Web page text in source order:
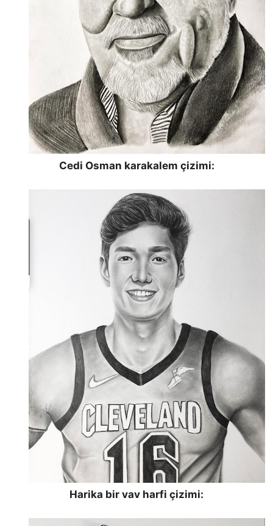
Cedi Osman karakalem çizimi:
Harika bir vav harfi çizimi: